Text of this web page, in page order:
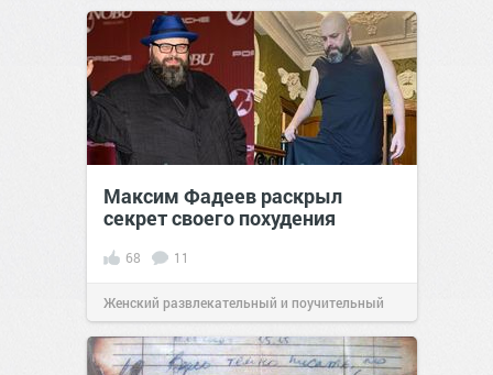
позитива!16:5726 дек 2022
Максим Фадеев раскрыл
секрет своего похудения
68 11
Женский развлекательный и поучительный
сайт.20:4705 июл 2020